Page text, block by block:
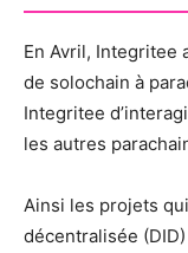
En Avril, Integritee
de solochain à
Integritee
les autres
Ainsi les projets
décentralisée